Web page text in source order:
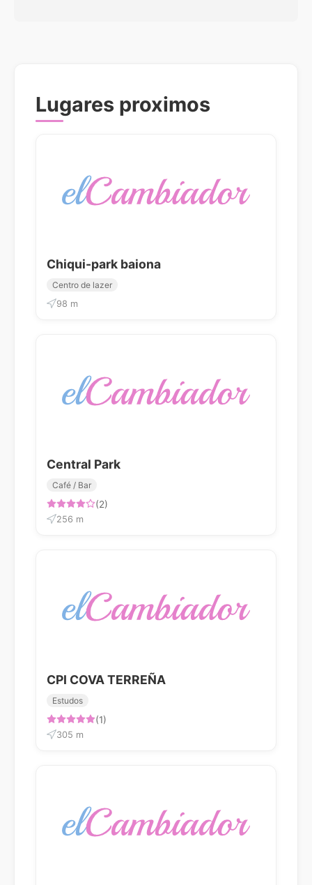
Lugares proximos
Chiqui-park baiona
Centro de lazer
98 m
Central Park
Café / Bar
(2)
256 m
CPI COVA TERREÑA
Estudos
(1)
305 m